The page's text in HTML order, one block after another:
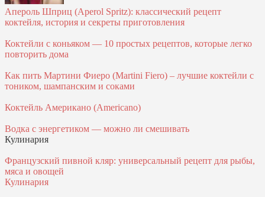
Апероль Шприц (Aperol Spritz): классический рецепт
коктейля, история и секреты приготовления
Коктейли с коньяком — 10 простых рецептов, которые легко
повторить дома
Как пить Мартини Фиеро (Martini Fiero) – лучшие коктейли с
тоником, шампанским и соками
Коктейль Американо (Americano)
Водка с энергетиком — можно ли смешивать
Кулинария
Французский пивной кляр: универсальный рецепт для рыбы,
мяса и овощей
Кулинария